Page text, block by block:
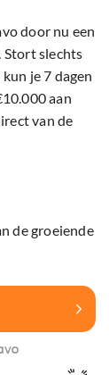
door nu een
Stort slechts
je 7 dagen
aan
van de
de groeiende